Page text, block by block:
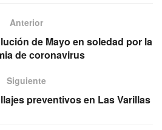
a
m
Anterior
de Mayo en soledad por la
de coronavirus
Siguiente
preventivos en Las Varillas